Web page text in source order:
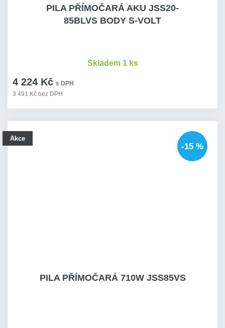
PILA PŘÍMOČARÁ AKU JSS20-
85BLVS BODY S-VOLT
4 224 Kč s DPH
3 491 Kč bez DPH
Skladem 1 ks
Akce
-15 %
PILA PŘÍMOČARÁ 710W JSS85VS